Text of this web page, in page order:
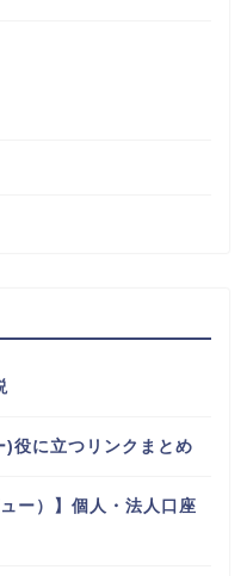
役に立つリンクまとめ
ー）】個人・法人口座